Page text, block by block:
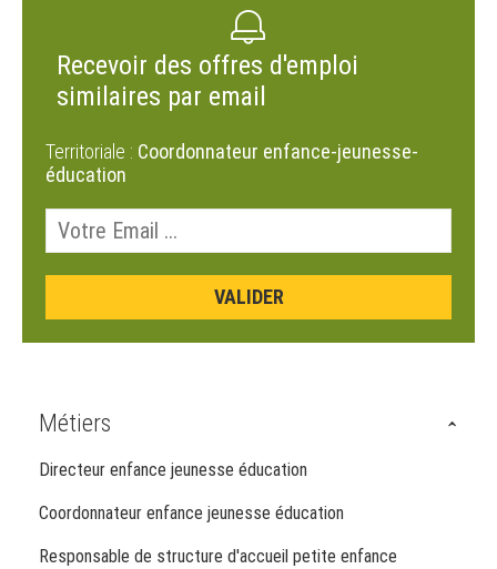
Recevoir des offres d'emploi
similaires par email
Territoriale : Coordonnateur enfance-jeunesse-
éducation
Métiers
Directeur enfance jeunesse éducation
Coordonnateur enfance jeunesse éducation
Responsable de structure d'accueil petite enfance